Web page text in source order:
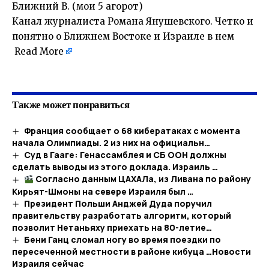
Ближний В. (мои 5 агорот)
Канал журналиста Романа Янушевского. Четко и
понятно о Ближнем Востоке и Израиле в нем
Read More
Также может понравиться
Франция сообщает о 68 кибератаках с момента
начала Олимпиады. 2 из них на официальн…
Суд в Гааге: Генассамблея и СБ ООН должны
сделать выводы из этого доклада. Израиль …
Согласно данным ЦАХАЛа, из Ливана по району
Кирьят-Шмоны на севере Израиля был …
Президент Польши Анджей Дуда поручил
правительству разработать алгоритм, который
позволит Нетаньяху приехать на 80-летие…
Бени Ганц сломал ногу во время поездки по
пересеченной местности в районе кибуца …​Новости
Израиля сейчас